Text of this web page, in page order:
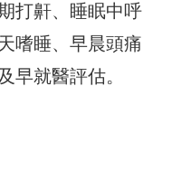
打鼾、睡眠中呼
嗜睡、早晨頭痛
早就醫評估。